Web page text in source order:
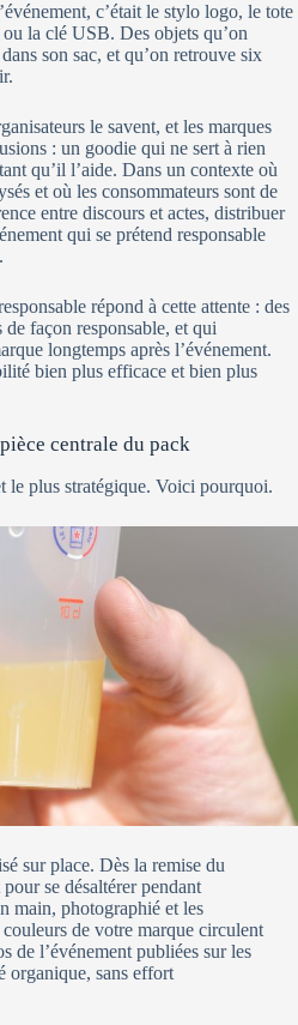
c’était le stylo logo, le tote
la clé USB. Des objets qu’on
son sac, et qu’on retrouve six
le savent, et les marques
: un goodie qui ne sert à rien
qu’il l’aide. Dans un contexte où
et où les consommateurs sont de
entre discours et actes, distribuer
qui se prétend responsable
répond à cette attente : des
façon responsable, et qui
longtemps après l’événement.
bien plus efficace et bien plus
centrale du pack
le plus stratégique. Voici pourquoi.
sur place. Dès la remise du
se désaltérer pendant
main, photographié et les
de votre marque circulent
de l’événement publiées sur les
organique, sans effort